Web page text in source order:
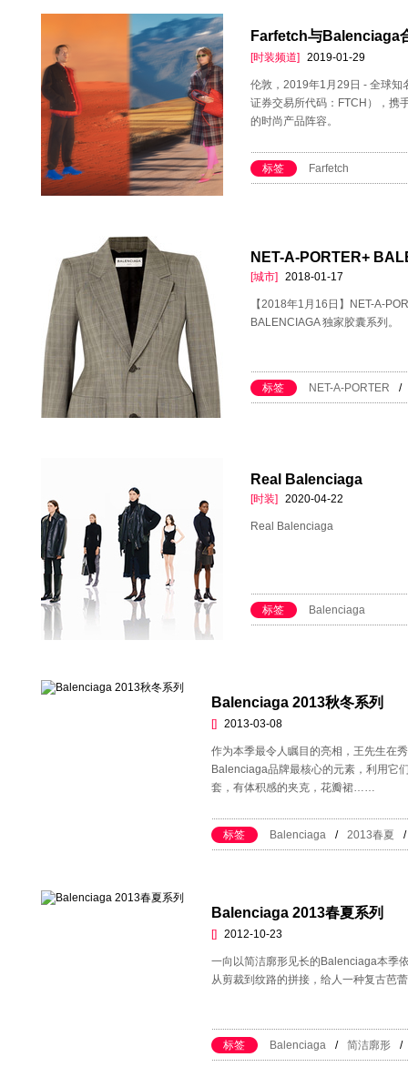
Farfetch与Balenciaga
[时装频道] 2019-01-29
伦敦，2019年1月29日 - 全球知
证券交易所代码：FTCH），携
的时尚产品阵容。
标签 Farfetch
NET-A-PORTER+
[城市] 2018-01-17
【2018年1月16日】NET-A-
BALENCIAGA 独家胶囊系列。
标签 NET-A-PORTER /
Real Balenciaga
[时装] 2020-04-22
Real Balenciaga
标签 Balenciaga
Balenciaga 2013秋冬系列
[] 2013-03-08
作为本季最令人瞩目的亮相，王先生在
Balenciaga品牌最核心的元素，利用它
套，有体积感的夹克，花瓣裙……
标签 Balenciaga / 2013春夏 /
Balenciaga 2013春夏系列
[] 2012-10-23
一向以简洁廓形见长的Balenciaga本季
从剪裁到纹路的拼接，给人一种复古芭
标签 Balenciaga / 简洁廓形 /